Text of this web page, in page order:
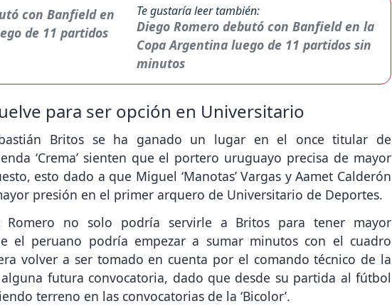
Te gustaría leer también:
Diego Romero debutó con Banfield en la
Copa Argentina luego de 11 partidos sin
minutos
para ser opción en Universitario
Britos se ha ganado un lugar en el once titular de
‘Crema’ sienten que el portero uruguayo precisa de mayor
esto dado a que Miguel ‘Manotas’ Vargas y Aamet Calderón
presión en el primer arquero de Universitario de Deportes.
Romero no solo podría servirle a Britos para tener mayor
el peruano podría empezar a sumar minutos con el cuadro
volver a ser tomado en cuenta por el comando técnico de la
futura convocatoria, dado que desde su partida al fútbol
terreno en las convocatorias de la ‘Bicolor’.